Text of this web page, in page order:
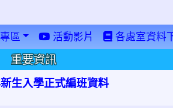
區 活動影片 各處室資料
重要資訊
生入學正式編班資料